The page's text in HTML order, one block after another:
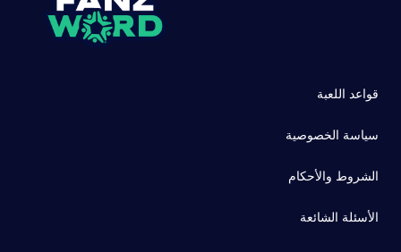
قواعد اللعبة
سياسة الخصوصية
الشروط والأحكام
الأسئلة الشائعة